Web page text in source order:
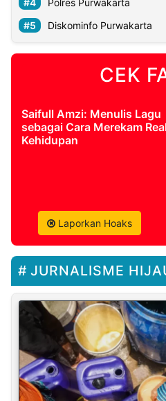
Polres Purwakarta
Diskominfo Purwakarta
CEK
Saifull Amzi: Menulis Lagu
sebagai Cara Merekam
Kehidupan
Laporkan Hoaks
JURNALISME